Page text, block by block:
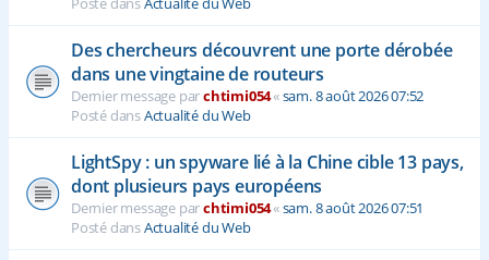
Des chercheurs découvrent une porte dérobée
dans une vingtaine de routeurs
Dernier message parchtimi054«sam. 8 août 2026 07:52
Posté dansActualité du Web
LightSpy : un spyware lié à la Chine cible 13 pays,
dont plusieurs pays européens
Dernier message parchtimi054«sam. 8 août 2026 07:51
Posté dansActualité du Web